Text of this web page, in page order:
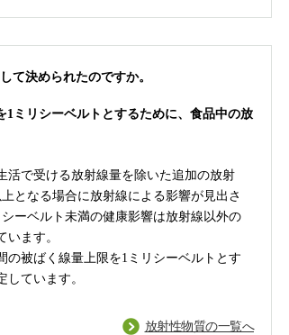
て決められたのですか。
1ミリシーベルトとするために、食品中の放
活で受ける放射線量を除いた追加の放射
となる場合に放射線による影響が見出さ
ーベルト未満の健康影響は放射線以外の
ます。
被ばく線量上限を1ミリシーベルトとす
ています。
放射性物質の一覧へ